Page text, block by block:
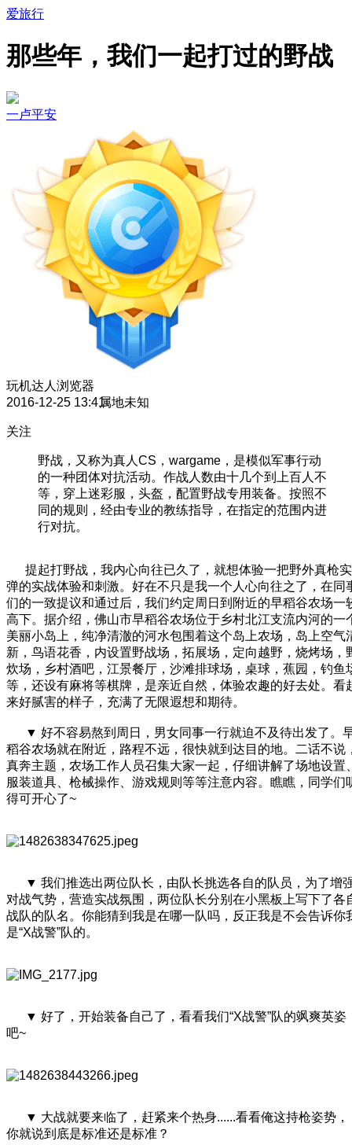
爱旅行
那些年，我们一起打过的野战
一卢平安
玩机达人 浏览器
2016-12-25 13:41属地未知
关注
野战，又称为真人CS，wargame，是模似军事行动
的一种团体对抗活动。作战人数由十几个到上百人不
等，穿上迷彩服，头盔，配置野战专用装备。按照不
同的规则，经由专业的教练指导，在指定的范围内进
行对抗。
提起打野战，我内心向往已久了，就想体验一把野外真枪实
弹的实战体验和刺激。好在不只是我一个人心向往之了，在同
们的一致提议和通过后，我们约定周日到附近的早稻谷农场一
高下。据介绍，佛山市早稻谷农场位于乡村北江支流内河的一
美丽小岛上，纯净清澈的河水包围着这个岛上农场，岛上空气
新，鸟语花香，内设置野战场，拓展场，定向越野，烧烤场，
炊场，乡村酒吧，江景餐厅，沙滩排球场，桌球，蕉园，钓鱼
等，还设有麻将等棋牌，是亲近自然，体验农趣的好去处。看
来好腻害的样子，充满了无限遐想和期待。
▼ 好不容易熬到周日，男女同事一行就迫不及待出发了。
稻谷农场就在附近，路程不远，很快就到达目的地。二话不说
真奔主题，农场工作人员召集大家一起，仔细讲解了场地设置
服装道具、枪械操作、游戏规则等等注意内容。瞧瞧，同学们
得可开心了~
▼ 我们推选出两位队长，由队长挑选各自的队员，为了增
对战气势，营造实战氛围，两位队长分别在小黑板上写下了各
战队的队名。你能猜到我是在哪一队吗，反正我是不会告诉你
是“X战警”队的。
▼ 好了，开始装备自己了，看看我们“X战警”队的飒爽英姿
吧~
▼ 大战就要来临了，赶紧来个热身......看看俺这持枪姿势，
你就说到底是标准还是标准？